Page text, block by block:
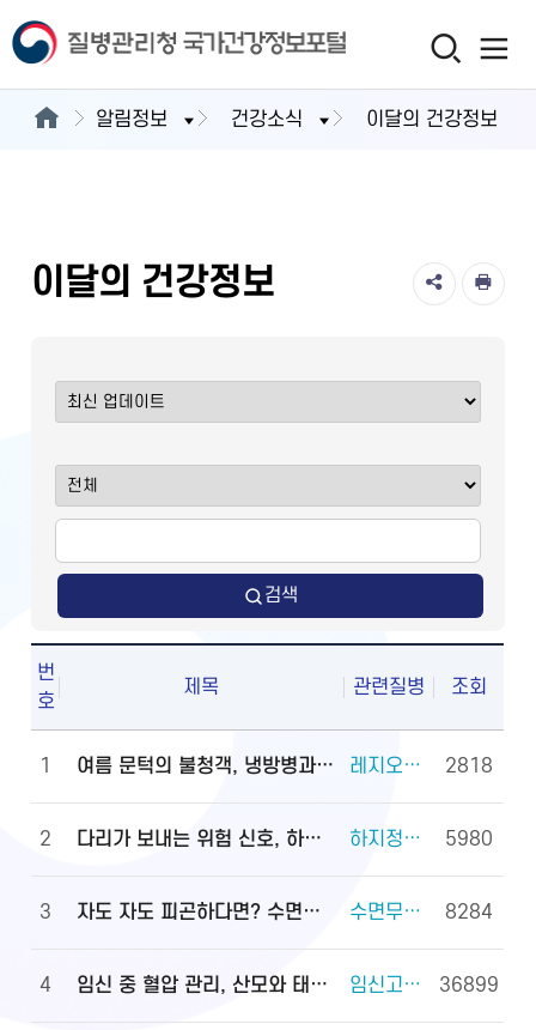
알림정보 건강소식 이달의 건강정보
이달의 건강정보
검색
번
호
제목 관련질병 조회
1 여름 문턱의 불청객, 냉방병과 기립저혈압 관리법 레지오넬라증 외 2건 2818
2 다리가 보내는 위험 신호, 하지정맥류 하지정맥류 외 3건 5980
3 자도 자도 피곤하다면? 수면무호흡증 진단·관리법 수면무호흡증 외 2건 8284
4 임신 중 혈압 관리, 산모와 태아를 지키는 첫걸음 임신고혈압과 전자간증(임신중독증) 외 4건 36899